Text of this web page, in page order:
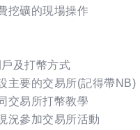
挖礦的現場操作
戶及打幣方式
主要的交易所(記得帶NB)
交易所打幣教學
況參加交易所活動